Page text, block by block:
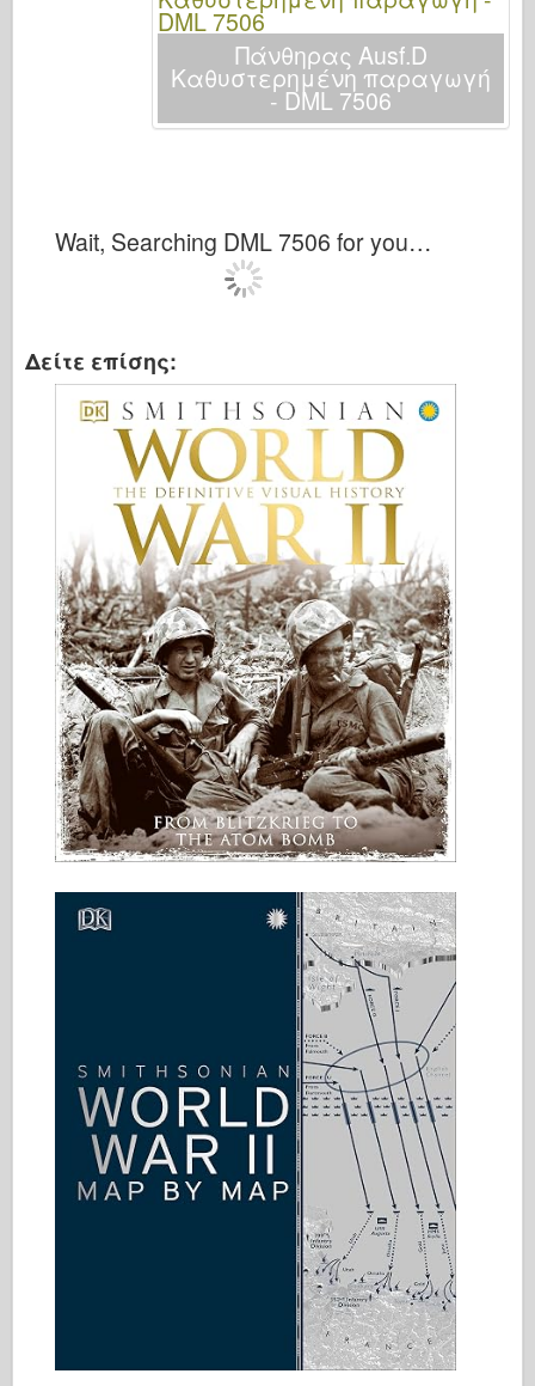
Άλμπουμ- Φωτογραφίες
le Εφημερίδα
Πάνθηρας Ausf.D
Καθυστερημένη παραγωγή
- DML 7506
Wait, Searching DML 7506 for you…
Δείτε επίσης: